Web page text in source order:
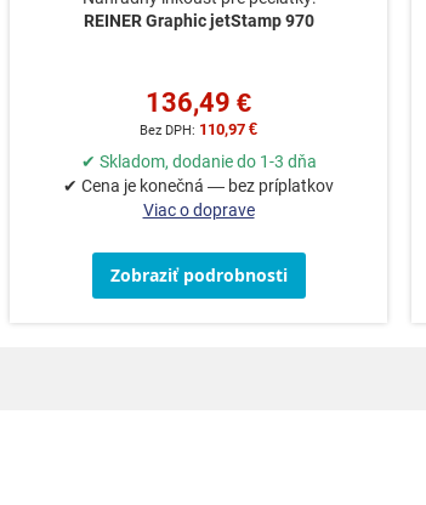
REINER Graphic jetStamp 970
136,49 €
110,97 €
✔ Skladom, dodanie do 1-3 dňa
✔ Cena je konečná — bez príplatkov
Viac o doprave
Zobraziť podrobnosti